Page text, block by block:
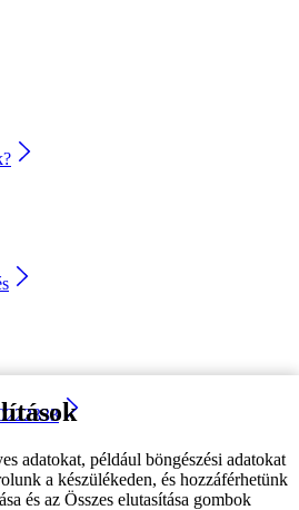
adatokat, például böngészési adatokat
a készülékeden, és hozzáférhetünk
és az Összes elutasítása gombok